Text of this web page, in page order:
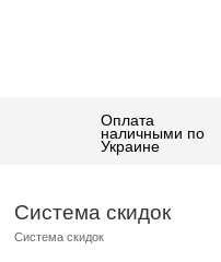
Оплата
наличными по
Украине
Система скидок
Система скидок